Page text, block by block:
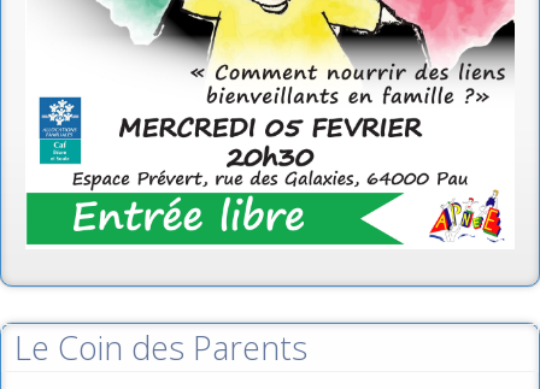
Le Coin des Parents